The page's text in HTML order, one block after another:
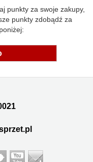
punkty za swoje zakupy,
punkty zdobądź za